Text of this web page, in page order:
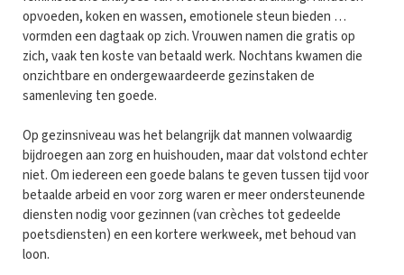
opvoeden, koken en wassen, emotionele steun bieden …
vormden een dagtaak op zich. Vrouwen namen die gratis op
zich, vaak ten koste van betaald werk. Nochtans kwamen die
onzichtbare en ondergewaardeerde gezinstaken de
samenleving ten goede.
Op gezinsniveau was het belangrijk dat mannen volwaardig
bijdroegen aan zorg en huishouden, maar dat volstond echter
niet. Om iedereen een goede balans te geven tussen tijd voor
betaalde arbeid en voor zorg waren er meer ondersteunende
diensten nodig voor gezinnen (van crèches tot gedeelde
poetsdiensten) en een kortere werkweek, met behoud van
loon.